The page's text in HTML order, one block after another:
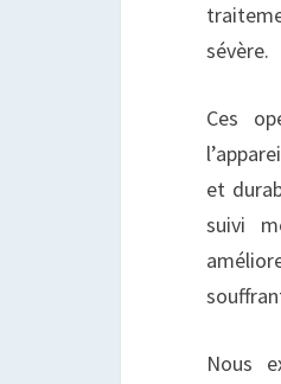
sévère.
Ces
et
suivi
Nous